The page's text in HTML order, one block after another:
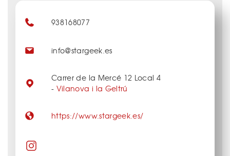
938168077
info@stargeek.es
Carrer de la Mercé 12 Local 4
- Vilanova i la Geltrú
https://www.stargeek.es/